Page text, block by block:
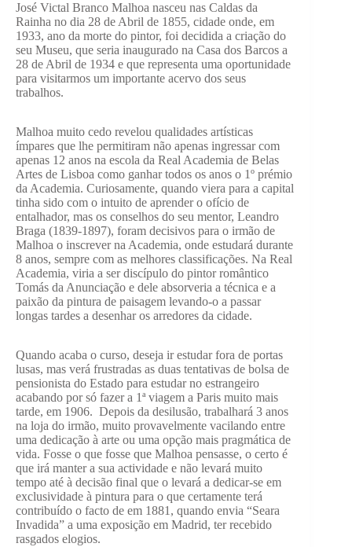
José Victal Branco Malhoa nasceu nas Caldas da
Rainha no dia 28 de Abril de 1855, cidade onde, em
1933, ano da morte do pintor, foi decidida a criação do
seu Museu, que seria inaugurado na Casa dos Barcos a
28 de Abril de 1934 e que representa uma oportunidade
para visitarmos um importante acervo dos seus
trabalhos.
Malhoa muito cedo revelou qualidades artísticas
ímpares que lhe permitiram não apenas ingressar com
apenas 12 anos na escola da Real Academia de Belas
Artes de Lisboa como ganhar todos os anos o 1º prémio
da Academia. Curiosamente, quando viera para a capital
tinha sido com o intuito de aprender o ofício de
entalhador, mas os conselhos do seu mentor, Leandro
Braga (1839-1897), foram decisivos para o irmão de
Malhoa o inscrever na Academia, onde estudará durante
8 anos, sempre com as melhores classificações. Na Real
Academia, viria a ser discípulo do pintor romântico
Tomás da Anunciação e dele absorveria a técnica e a
paixão da pintura de paisagem levando-o a passar
longas tardes a desenhar os arredores da cidade.
Quando acaba o curso, deseja ir estudar fora de portas
lusas, mas verá frustradas as duas tentativas de bolsa de
pensionista do Estado para estudar no estrangeiro
acabando por só fazer a 1ª viagem a Paris muito mais
tarde, em 1906. Depois da desilusão, trabalhará 3 anos
na loja do irmão, muito provavelmente vacilando entre
uma dedicação à arte ou uma opção mais pragmática de
vida. Fosse o que fosse que Malhoa pensasse, o certo é
que irá manter a sua actividade e não levará muito
tempo até à decisão final que o levará a dedicar-se em
exclusividade à pintura para o que certamente terá
contribuído o facto de em 1881, quando envia “Seara
Invadida” a uma exposição em Madrid, ter recebido
rasgados elogios.